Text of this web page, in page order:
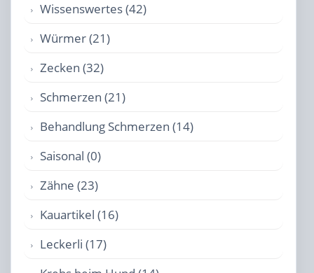
Wissenswertes (42)
Würmer (21)
Zecken (32)
Schmerzen (21)
Behandlung Schmerzen (14)
Saisonal (0)
Zähne (23)
Kauartikel (16)
Leckerli (17)